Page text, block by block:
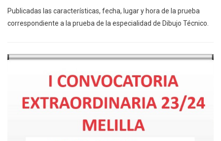
Publicadas las características, fecha, lugar y hora de la prueba
correspondiente a la prueba de la especialidad de Dibujo Técnico.